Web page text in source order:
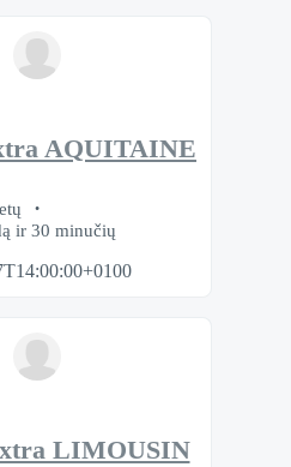
AQUITAINE
ir 30 minučių
LIMOUSIN